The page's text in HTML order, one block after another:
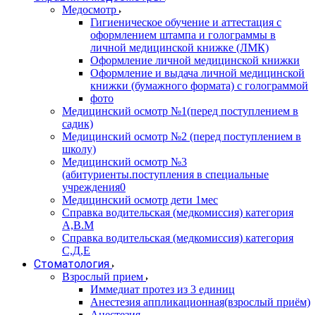
Медосмотр
Гигиеническое обучение и аттестация с
оформлением штампа и голограммы в
личной медицинской книжке (ЛМК)
Оформление личной медицинской книжки
Оформление и выдача личной медицинской
книжки (бумажного формата) с голограммой
фото
Медицинский осмотр №1(перед поступлением в
садик)
Медицинский осмотр №2 (перед поступлением в
школу)
Медицинский осмотр №3
(абитуриенты.поступления в специальные
учреждения0
Медицинский осмотр дети 1мес
Справка водительская (медкомиссия) категория
А,В.М
Справка водительская (медкомиссия) категория
С,Д,Е
Стоматология
Взрослый прием
Иммедиат протез из 3 единиц
Анестезия аппликационная(взрослый приём)